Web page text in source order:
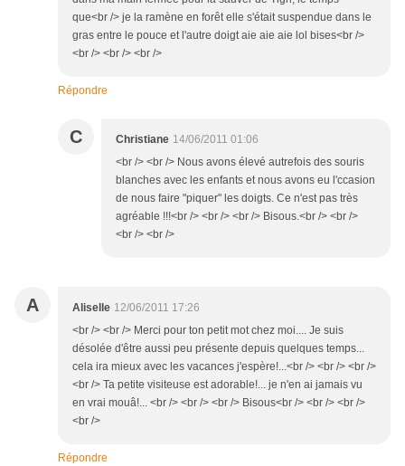
que<br /> je la ramène en forêt elle s'était suspendue dans le
gras entre le pouce et l'autre doigt aie aie aie lol bises<br />
<br /> <br /> <br />
Répondre
C Christiane 14/06/2011 01:06
<br /> <br /> Nous avons élevé autrefois des souris
blanches avec les enfants et nous avons eu l'ccasion
de nous faire "piquer" les doigts. Ce n'est pas très
agréable !!!<br /> <br /> <br /> Bisous.<br /> <br />
<br /> <br />
A Aliselle 12/06/2011 17:26
<br /> <br /> Merci pour ton petit mot chez moi.... Je suis
désolée d'être aussi peu présente depuis quelques temps...
cela ira mieux avec les vacances j'espère!...<br /> <br /> <br />
<br /> Ta petite visiteuse est adorable!... je n'en ai jamais vu
en vrai mouâ!... <br /> <br /> <br /> Bisous<br /> <br /> <br />
<br />
Répondre